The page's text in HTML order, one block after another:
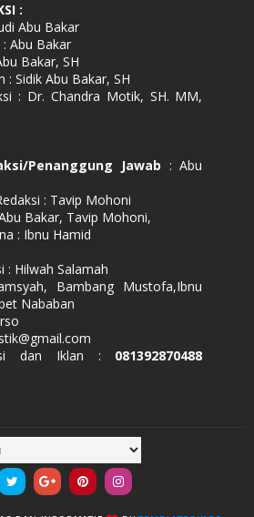
:
Abu Bakar
Abu Bakar
Bakar, SH
: Sidik Abu Bakar, SH
: Dr. Chandra Motik, SH. MM,
Penanggung Jawab : Abu
: Tavip Mohoni
Bakar, Tavip Mohoni,
: Ibnu Hamid
: Hilwah Salamah
Bambang Mustofa,Ibnu
Nababan
dan Iklan : 081392870488